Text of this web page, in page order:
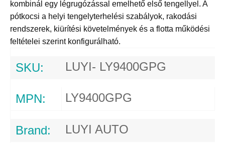
kombinál egy légrugózással emelhető első tengellyel. A
pótkocsi a helyi tengelyterhelési szabályok, rakodási
rendszerek, kiürítési követelmények és a flotta működési
feltételei szerint konfigurálható.
SKU: LUYI- LY9400GPG
MPN: LY9400GPG
Brand: LUYI AUTO